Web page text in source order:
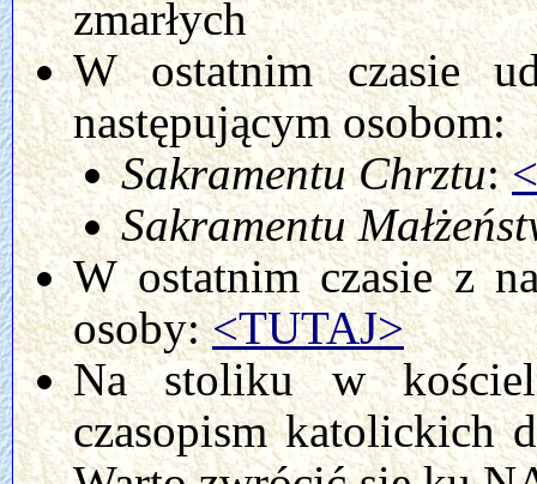
zmarłych
W ostatnim czasie
następującym osobom:
Sakramentu Chrztu:
Sakramentu
W ostatnim czasie z
osoby:<TUTAJ>
Na stoliku w
czasopism katolickich